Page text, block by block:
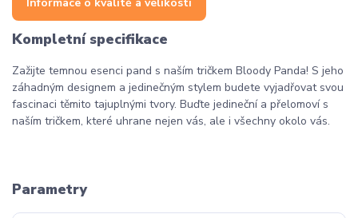
Kompletní specifikace
Zažijte temnou esenci pand s naším tričkem Bloody Panda! S jeho
záhadným designem a jedinečným stylem budete vyjadřovat svou
fascinaci těmito tajuplnými tvory. Buďte jedineční a přelomoví s
naším tričkem, které uhrane nejen vás, ale i všechny okolo vás.
Parametry